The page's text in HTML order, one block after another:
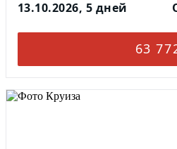
13.10.2026, 5 дней
63